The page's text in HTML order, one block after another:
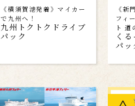
《横須賀港発着》マイカー
で九州へ！
九州トクトクドライブ
パック
《新
フィ
ト 道
く
パッ